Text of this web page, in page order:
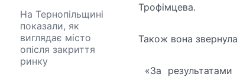
На Тернопільщині
показали, як
виглядає місто
опісля закриття
ринку
Трофімцева.
Також вона звернула
«За